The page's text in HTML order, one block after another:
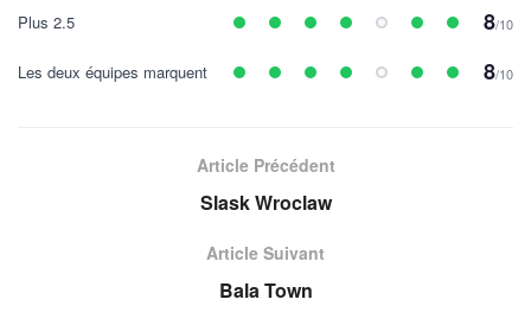
Plus 2.5 8/10
Les deux équipes marquent 8/10
Article Précédent
Slask Wroclaw
Article Suivant
Bala Town